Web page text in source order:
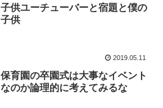
子供ユーチューバーと宿題と僕の
子供
2019.05.11
保育園の卒園式は大事なイベント
なのか論理的に考えてみるな